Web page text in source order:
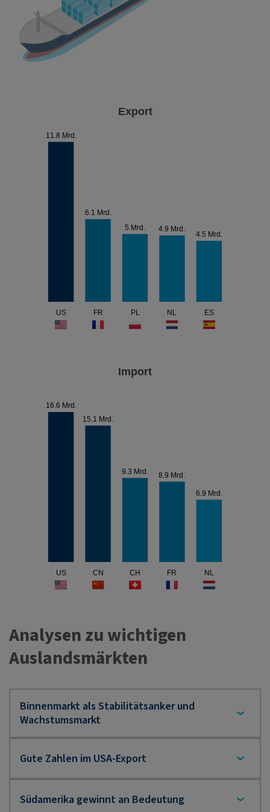
US FR PL NL ES
11.8 Mrd.
6.1 Mrd.
5 Mrd.
4.9 Mrd.
4.5 Mrd.
Export
US CN CH FR NL
16.6 Mrd.
15.1 Mrd.
9.3 Mrd. 8.9 Mrd.
6.9 Mrd.
Import
Analysen zu wichtigen
Auslandsmärkten